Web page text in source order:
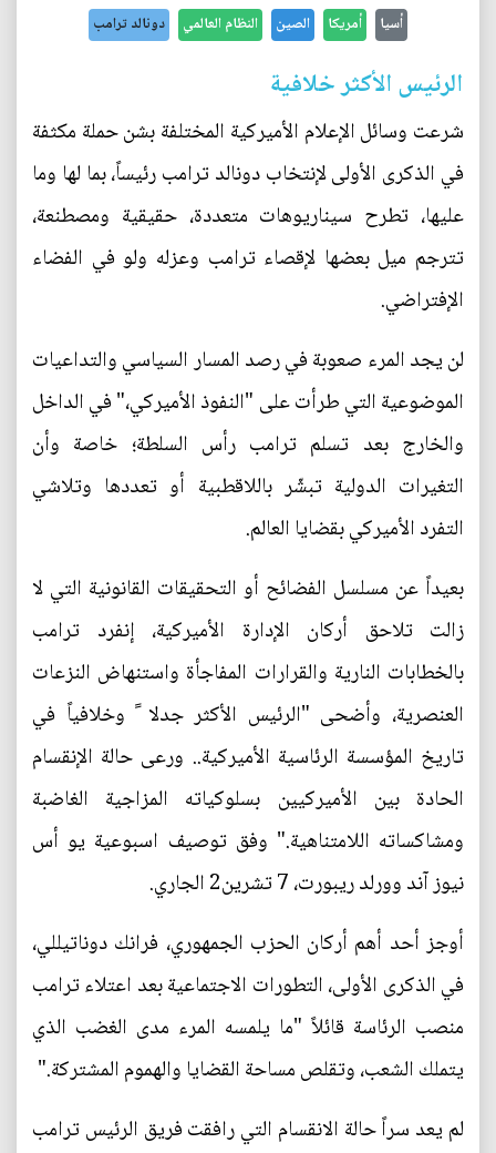
أسيا أمريكا الصين النظام العالمي دونالد ترامب
الرئيس الأكثر خلافية
شرعت وسائل الإعلام الأميركية المختلفة بشن حملة مكثفة
في الذكرى الأولى لإنتخاب دونالد ترامب رئيساً، بما لها وما
عليها، تطرح سيناريوهات متعددة، حقيقية ومصطنعة،
تترجم ميل بعضها لإقصاء ترامب وعزله ولو في الفضاء
الإفتراضي.
لن يجد المرء صعوبة في رصد المسار السياسي والتداعيات
الموضوعية التي طرأت على "النفوذ الأميركي،" في الداخل
والخارج بعد تسلم ترامب رأس السلطة؛ خاصة وأن
التغيرات الدولية تبشّر باللاقطبية أو تعددها وتلاشي
التفرد الأميركي بقضايا العالم.
بعيداً عن مسلسل الفضائح أو التحقيقات القانونية التي لا
زالت تلاحق أركان الإدارة الأميركية، إنفرد ترامب
بالخطابات النارية والقرارات المفاجأة واستنهاض النزعات
العنصرية، وأضحى "الرئيس الأكثر جدلا ً وخلافياً في
تاريخ المؤسسة الرئاسية الأميركية.. ورعى حالة الإنقسام
الحادة بين الأميركيين بسلوكياته المزاجية الغاضبة
ومشاكساته اللامتناهية." وفق توصيف اسبوعية يو أس
نيوز آند وورلد ريبورت، 7 تشرين2 الجاري.
أوجز أحد أهم أركان الحزب الجمهوري، فرانك دوناتيللي،
في الذكرى الأولى، التطورات الاجتماعية بعد اعتلاء ترامب
منصب الرئاسة قائلاً "ما يلمسه المرء مدى الغضب الذي
يتملك الشعب، وتقلص مساحة القضايا والهموم المشتركة."
لم يعد سراً حالة الانقسام التي رافقت فريق الرئيس ترامب